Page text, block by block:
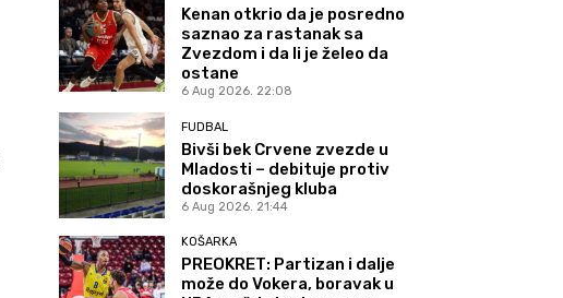
Kenan otkrio da je posredno
saznao za rastanak sa
Zvezdom i da li je želeo da
ostane
6 Aug 2026. 22:08
FUDBAL
Bivši bek Crvene zvezde u
Mladosti – debituje protiv
doskorašnjeg kluba
6 Aug 2026. 21:44
KOŠARKA
PREOKRET: Partizan i dalje
može do Vokera, boravak u